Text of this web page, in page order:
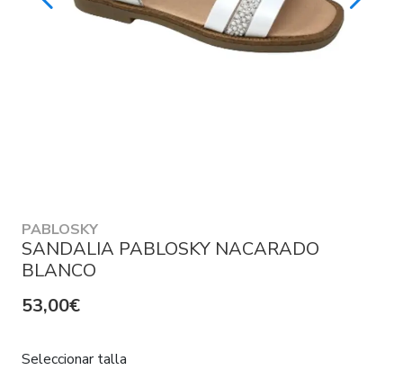
PABLOSKY
SANDALIA PABLOSKY NACARADO
BLANCO
53,00€
Seleccionar talla